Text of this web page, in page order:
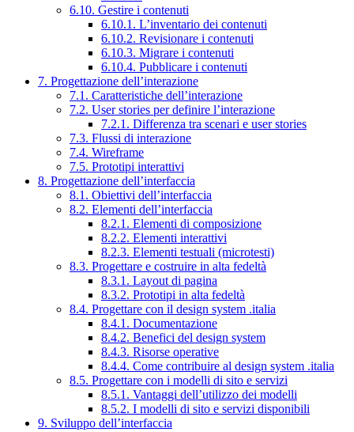
6.10. Gestire i contenuti
6.10.1. L’inventario dei contenuti
6.10.2. Revisionare i contenuti
6.10.3. Migrare i contenuti
6.10.4. Pubblicare i contenuti
7. Progettazione dell’interazione
7.1. Caratteristiche dell’interazione
7.2. User stories per definire l’interazione
7.2.1. Differenza tra scenari e user stories
7.3. Flussi di interazione
7.4. Wireframe
7.5. Prototipi interattivi
8. Progettazione dell’interfaccia
8.1. Obiettivi dell’interfaccia
8.2. Elementi dell’interfaccia
8.2.1. Elementi di composizione
8.2.2. Elementi interattivi
8.2.3. Elementi testuali (microtesti)
8.3. Progettare e costruire in alta fedeltà
8.3.1. Layout di pagina
8.3.2. Prototipi in alta fedeltà
8.4. Progettare con il design system .italia
8.4.1. Documentazione
8.4.2. Benefici del design system
8.4.3. Risorse operative
8.4.4. Come contribuire al design system .italia
8.5. Progettare con i modelli di sito e servizi
8.5.1. Vantaggi dell’utilizzo dei modelli
8.5.2. I modelli di sito e servizi disponibili
9. Sviluppo dell’interfaccia